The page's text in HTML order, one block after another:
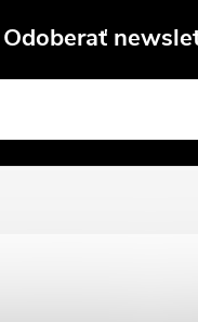
Odoberať